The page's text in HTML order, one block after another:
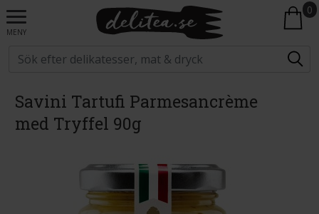
MENY
0
Savini Tartufi Parmesancrème
med Tryffel 90g